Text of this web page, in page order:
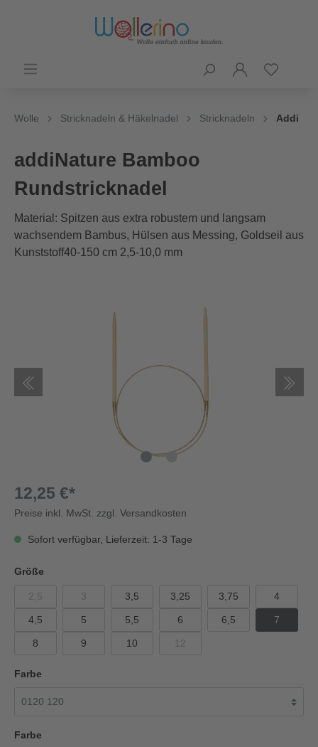
Wolle Stricknadeln & Häkelnadel Stricknadeln Addi
addiNature Bamboo
Rundstricknadel
Material: Spitzen aus extra robustem und langsam
wachsendem Bambus, Hülsen aus Messing, Goldseil aus
Kunststoff40-150 cm 2,5-10,0 mm
12,25 €*
Preise inkl. MwSt. zzgl. Versandkosten
Sofort verfügbar, Lieferzeit: 1-3 Tage
Größe
2,5 3 3,5 3,25 3,75 4
4,5 5 5,5 6 6,5 7
8 9 10 12
Farbe
Farbe